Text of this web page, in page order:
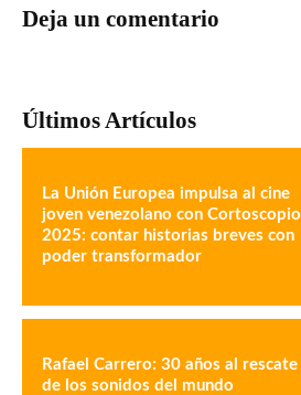
Deja un comentario
Últimos Artículos
La Unión Europea impulsa al cine
joven venezolano con Cortoscopio
2025: contar historias breves con
poder transformador
Rafael Carrero: 30 años al rescate
de los sonidos del mundo